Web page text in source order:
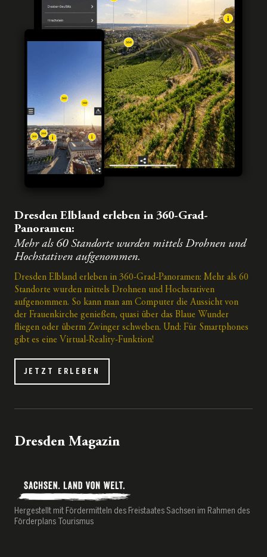
Dresden Elbland erleben in 360-Grad-
Panoramen:
Mehr als 60 Standorte wurden mittels Drohnen und
Hochstativen aufgenommen.
Dresden Elbland erleben in 360-Grad-Panoramen: Mehr als 60
Standorte wurden mittels Drohnen und Hochstativen
aufgenommen. So kann man am Computer die Aussicht von
der Frauenkirche genießen, quasi über das Blaue Wunder
fliegen oder überm Zwinger schweben. Und: Für Smartphones
gibt es eine Virtual-Reality-Funktion!
JETZT ERLEBEN
Dresden Magazin
Hergestellt mit Fördermitteln des Freistaates Sachsen im Rahmen des
Förderplans Tourismus